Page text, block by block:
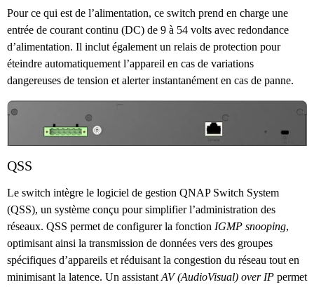
Pour ce qui est de l’alimentation, ce switch prend en charge une
entrée de courant continu (DC) de 9 à 54 volts avec redondance
d’alimentation. Il inclut également un relais de protection pour
éteindre automatiquement l’appareil en cas de variations
dangereuses de tension et alerter instantanément en cas de panne.
QSS
Le switch intègre le logiciel de gestion QNAP Switch System
(QSS), un système conçu pour simplifier l’administration des
réseaux. QSS permet de configurer la fonction IGMP snooping,
optimisant ainsi la transmission de données vers des groupes
spécifiques d’appareils et réduisant la congestion du réseau tout en
minimisant la latence. Un assistant AV (AudioVisual) over IP permet